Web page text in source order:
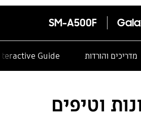
SM-A500F
מדריכים והורדות Guide
וטיפים